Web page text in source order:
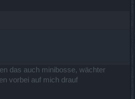
das auch minibosse, wächter
vorbei auf mich drauf